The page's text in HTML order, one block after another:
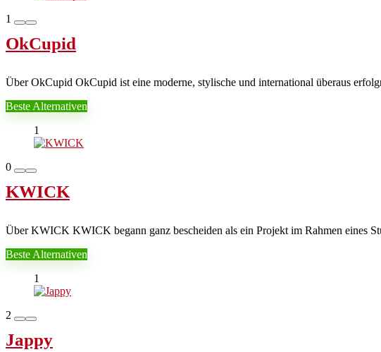
1
OkCupid
Über OkCupid OkCupid ist eine moderne, stylische und international überaus
Beste Alternativen
1
0
KWICK
Über KWICK KWICK begann ganz bescheiden als ein Projekt im Rahmen eines
Beste Alternativen
1
2
Jappy